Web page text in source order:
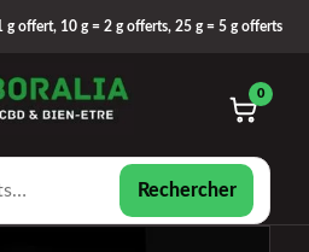
g offert, 10 g = 2 g offerts, 25 g = 5 g offerts
Rechercher
0